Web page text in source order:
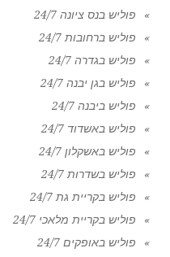
פוליש בנס ציונה 24/7
פוליש ברחובות 24/7
פוליש בגדרה 24/7
פוליש בגן יבנה 24/7
פוליש ביבנה 24/7
פוליש באשדוד 24/7
פוליש באשקלון 24/7
פוליש בשדרות 24/7
פוליש בקריית גת 24/7
פוליש בקריית מלאכי 24/7
פוליש באופקים 24/7